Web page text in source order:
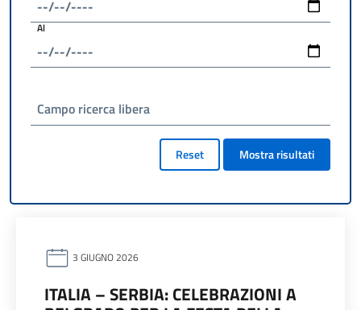
Al
Campo ricerca libera
Reset Mostra risultati
3 GIUGNO 2026
ITALIA – SERBIA: CELEBRAZIONI A